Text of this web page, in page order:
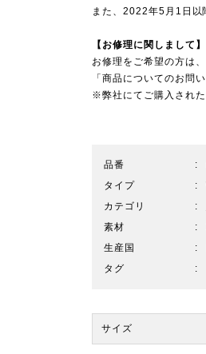
また、2022年5月1日以
【お修理に関しまして】
お修理をご希望の方は
「商品についてのお問
※弊社にてご購入された
品番
タイプ
カテゴリ
素材
生産国
タグ
サイズ